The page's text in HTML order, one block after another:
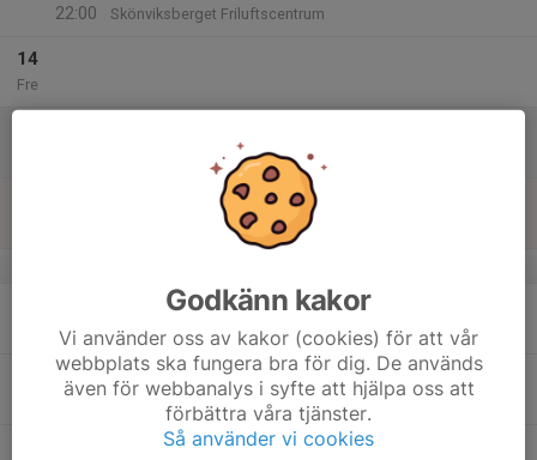
22:00
Skönviksberget Friluftscentrum
14
Fre
14:00
20:00
Privat uthyrt
Klubbstugan
Godkänn kakor
Vi använder oss av kakor (cookies) för att vår
webbplats ska fungera bra för dig. De används
även för webbanalys i syfte att hjälpa oss att
förbättra våra tjänster.
Så använder vi cookies